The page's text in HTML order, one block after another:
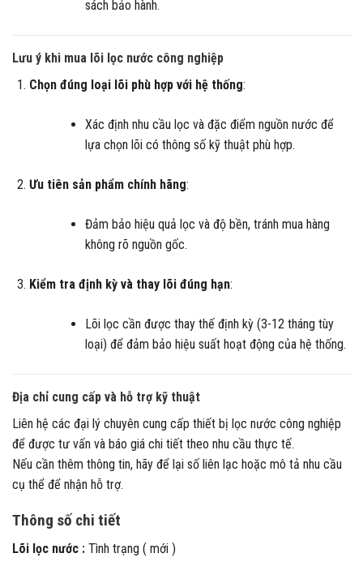
sách bảo hành.
Lưu ý khi mua lõi lọc nước công nghiệp
Chọn đúng loại lõi phù hợp với hệ thống:
Xác định nhu cầu lọc và đặc điểm nguồn nước để
lựa chọn lõi có thông số kỹ thuật phù hợp.
Ưu tiên sản phẩm chính hãng:
Đảm bảo hiệu quả lọc và độ bền, tránh mua hàng
không rõ nguồn gốc.
Kiểm tra định kỳ và thay lõi đúng hạn:
Lõi lọc cần được thay thế định kỳ (3-12 tháng tùy
loại) để đảm bảo hiệu suất hoạt động của hệ thống.
Địa chỉ cung cấp và hỗ trợ kỹ thuật
Liên hệ các đại lý chuyên cung cấp thiết bị lọc nước công nghiệp
để được tư vấn và báo giá chi tiết theo nhu cầu thực tế.
Nếu cần thêm thông tin, hãy để lại số liên lạc hoặc mô tả nhu cầu
cụ thể để nhận hỗ trợ.
Thông số chi tiết
Lõi lọc nước : Tình trạng ( mới )